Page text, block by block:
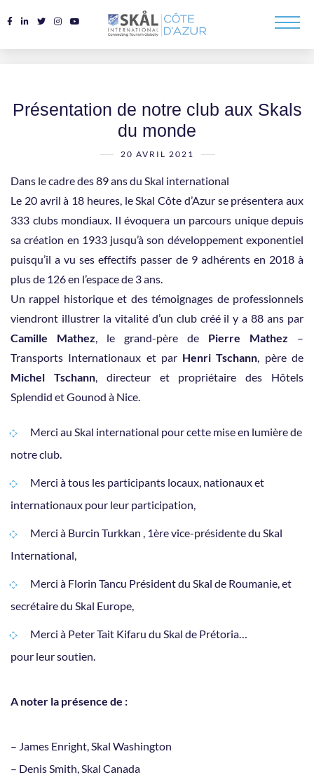
Présentation de notre club aux Skals
du monde
20 AVRIL 2021
Dans le cadre des 89 ans du Skal international
Le 20 avril à 18 heures, le Skal Côte d’Azur se présentera aux
333 clubs mondiaux. Il évoquera un parcours unique depuis
sa création en 1933 jusqu’à son développement exponentiel
puisqu’il a vu ses effectifs passer de 9 adhérents en 2018 à
plus de 126 en l’espace de 3 ans.
Un rappel historique et des témoignages de professionnels
viendront illustrer la vitalité d’un club créé il y a 88 ans par
Camille Mathez, le grand-père de Pierre Mathez –
Transports Internationaux et par Henri Tschann, père de
Michel Tschann, directeur et propriétaire des Hôtels
Splendid et Gounod à Nice.
Merci au Skal international pour cette mise en lumière de
notre club.
Merci à tous les participants locaux, nationaux et
internationaux pour leur participation,
Merci à Burcin Turkkan , 1ère vice-présidente du Skal
International,
Merci à Florin Tancu Président du Skal de Roumanie, et
secrétaire du Skal Europe,
Merci à Peter Tait Kifaru du Skal de Prétoria…
pour leur soutien.
A noter la présence de :
– James Enright, Skal Washington
– Denis Smith, Skal Canada